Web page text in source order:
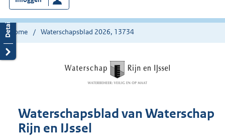
hier:
Home Waterschapsblad 2026, 13734
Waterschapsblad van Waterschap
Rijn en IJssel